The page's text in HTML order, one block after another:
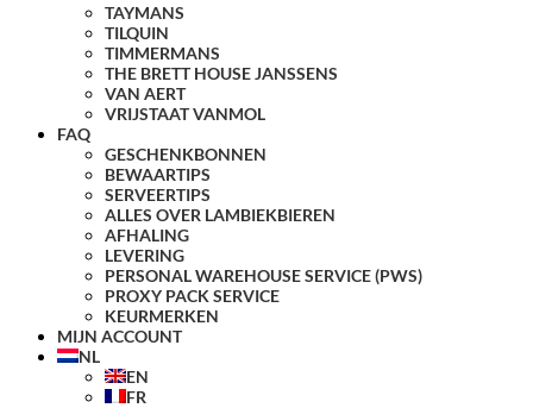
TAYMANS
TILQUIN
TIMMERMANS
THE BRETT HOUSE JANSSENS
VAN AERT
VRIJSTAAT VANMOL
FAQ
GESCHENKBONNEN
BEWAARTIPS
SERVEERTIPS
ALLES OVER LAMBIEKBIEREN
AFHALING
LEVERING
PERSONAL WAREHOUSE SERVICE (PWS)
PROXY PACK SERVICE
KEURMERKEN
MIJN ACCOUNT
NL
EN
FR